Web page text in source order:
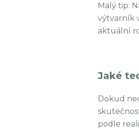
Malý tip:
výtvarník
aktuální
Jaké
Dokud
podle